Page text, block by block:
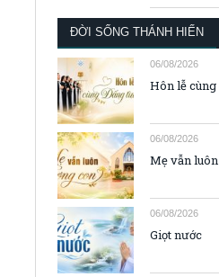
ĐỜI SỐNG THÁNH HIẾN
06/08/2026
Hôn lễ
06/08/2026
Mẹ vẫn
06/08/2026
Giọt nước